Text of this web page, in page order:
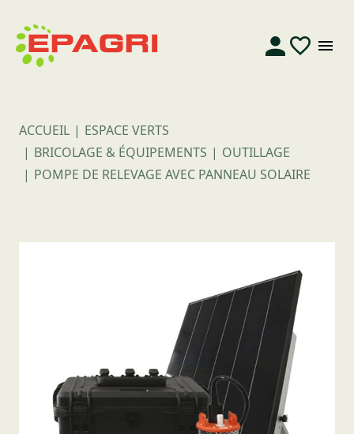
ACCUEIL
ESPACE VERTS
BRICOLAGE & ÉQUIPEMENTS
OUTILLAGE
POMPE DE RELEVAGE AVEC PANNEAU SOLAIRE